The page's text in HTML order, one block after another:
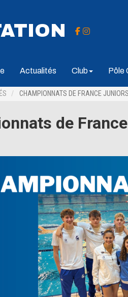
Actualités Club Pôle
CHAMPIONNATS DE FRANCE
de